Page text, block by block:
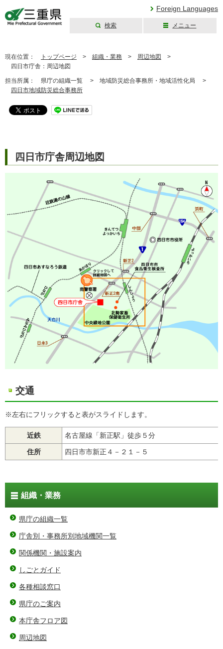
Foreign Languages
検索 メニュー
現在位置： トップページ > 組織・業務 > 周辺地図
>
四日市庁舎：周辺地図
担当所属： 県庁の組織一覧 > 地域防災総合事務所・地域活性化局 >
四日市地域防災総合事務所
四日市庁舎周辺地図
交通
※左右にフリックすると表がスライドします。
近鉄 名古屋線「新正駅」徒歩５分
住所 四日市市新正４－２１－５
組織・業務
県庁の組織一覧
庁舎別・事務所別地域機関一覧
関係機関・施設案内
しごとガイド
各種相談窓口
県庁のご案内
本庁舎フロア図
周辺地図